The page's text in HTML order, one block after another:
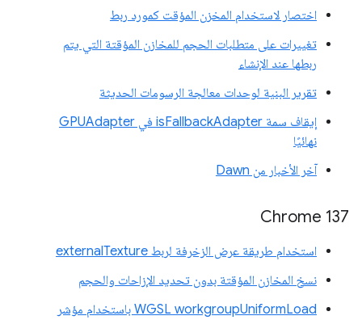
اختصار لاستخدام المخزن المؤقت كمورد ربط
تغييرات على متطلبات الحجم للمخازن المؤقتة التي يتم
ربطها عند الإنشاء
تقرير البنية لوحدات معالجة الرسومات الحديثة
إيقاف سمة isFallbackAdapter في GPUAdapter
نهائيًا
آخر الأخبار من Dawn
‫Chrome 137
استخدام طريقة عرض الزخرفة لربط externalTexture
نسخ المخازن المؤقتة بدون تحديد الإزاحات والحجم
‫WGSL workgroupUniformLoad باستخدام مؤشر